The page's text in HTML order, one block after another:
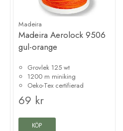
Madeira
Madeira Aerolock 9506
gul-orange
Grovlek 125 wt
1200 m miniking
Oeko-Tex certifierad
69 kr
KÖP